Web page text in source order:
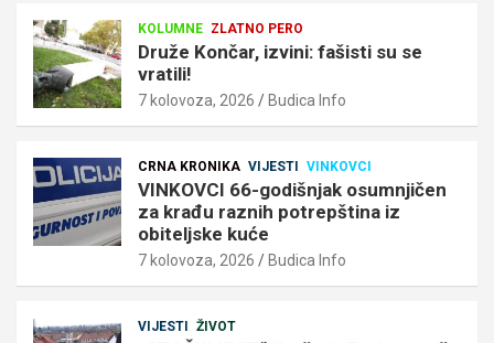
KOLUMNE ZLATNO PERO
Druže Končar, izvini: fašisti su se
vratili!
7 kolovoza, 2026 Budica Info
CRNA KRONIKA VIJESTI VINKOVCI
VINKOVCI 66-godišnjak osumnjičen
za krađu raznih potrepština iz
obiteljske kuće
7 kolovoza, 2026 Budica Info
VIJESTI ŽIVOT